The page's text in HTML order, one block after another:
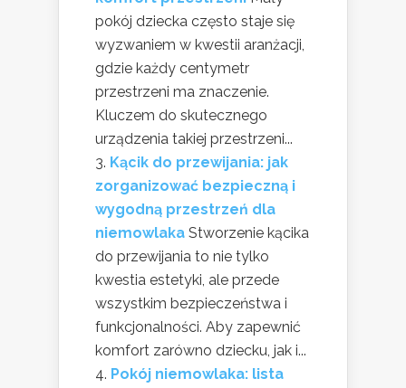
pokój dziecka często staje się
wyzwaniem w kwestii aranżacji,
gdzie każdy centymetr
przestrzeni ma znaczenie.
Kluczem do skutecznego
urządzenia takiej przestrzeni...
Kącik do przewijania: jak
zorganizować bezpieczną i
wygodną przestrzeń dla
niemowlaka Stworzenie kącika
do przewijania to nie tylko
kwestia estetyki, ale przede
wszystkim bezpieczeństwa i
funkcjonalności. Aby zapewnić
komfort zarówno dziecku, jak i...
Pokój niemowlaka: lista